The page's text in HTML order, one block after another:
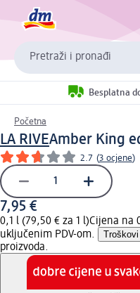
Pretraži i pronađi
Besplatna
Početna
LA RIVEAmber King
2.7 (3 ocjene)
7,95 €
0,1 l (79,50 € za 1 l)Cijena na
uključenim PDV-om.
proizvoda.